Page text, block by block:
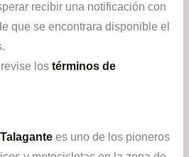
recibir una notificación con
que se encontrara disponible el
los términos de
es uno de los pioneros